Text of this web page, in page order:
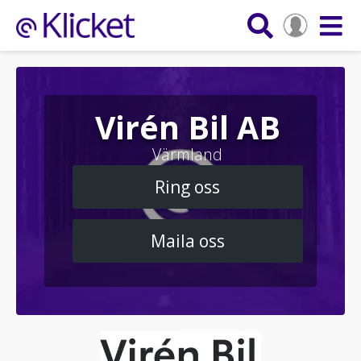
Virén Bil AB
Värmland
Ring oss
Maila oss